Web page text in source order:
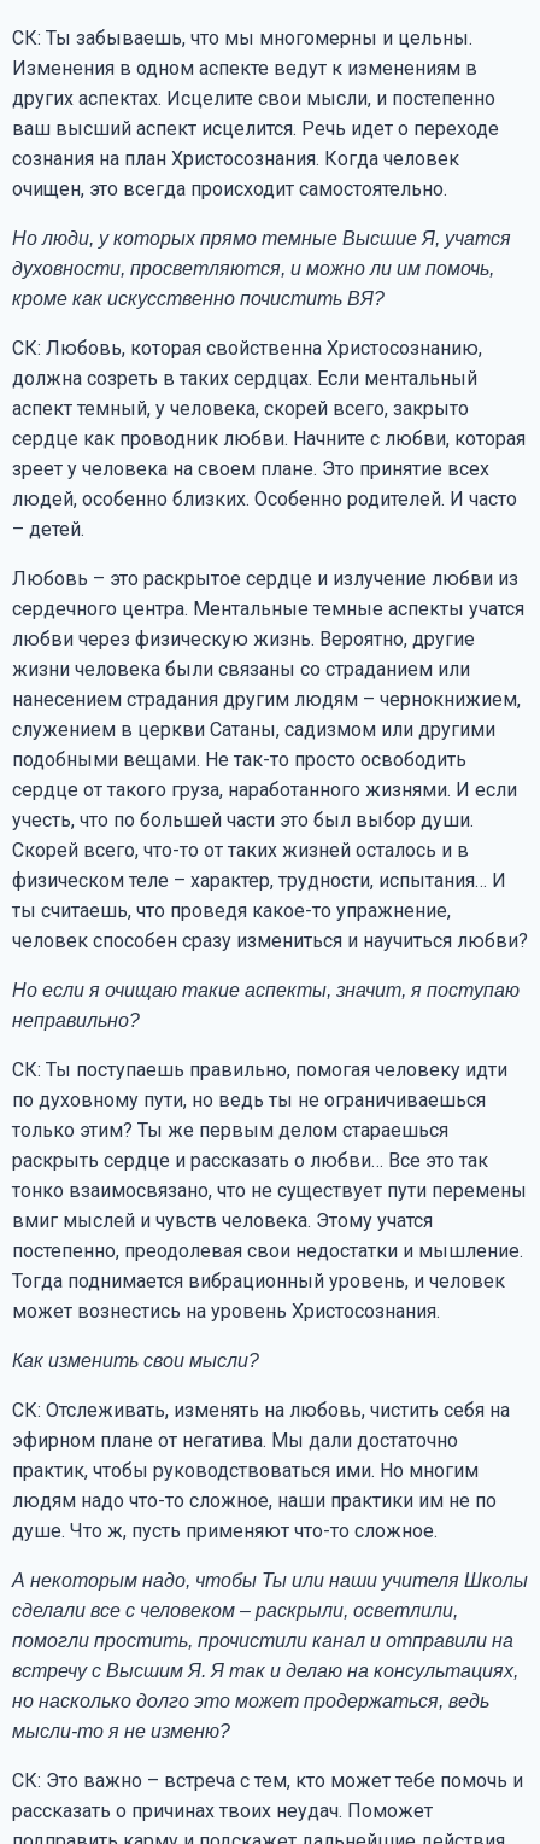
СК: Ты забываешь, что мы многомерны и цельны.
Изменения в одном аспекте ведут к изменениям в
других аспектах. Исцелите свои мысли, и постепенно
ваш высший аспект исцелится. Речь идет о переходе
сознания на план Христосознания. Когда человек
очищен, это всегда происходит самостоятельно.
Но люди, у которых прямо темные Высшие Я, учатся
духовности, просветляются, и можно ли им помочь,
кроме как искусственно почистить ВЯ?
СК: Любовь, которая свойственна Христосознанию,
должна созреть в таких сердцах. Если ментальный
аспект темный, у человека, скорей всего, закрыто
сердце как проводник любви. Начните с любви, которая
зреет у человека на своем плане. Это принятие всех
людей, особенно близких. Особенно родителей. И часто
– детей.
Любовь – это раскрытое сердце и излучение любви из
сердечного центра. Ментальные темные аспекты учатся
любви через физическую жизнь. Вероятно, другие
жизни человека были связаны со страданием или
нанесением страдания другим людям – чернокнижием,
служением в церкви Сатаны, садизмом или другими
подобными вещами. Не так-то просто освободить
сердце от такого груза, наработанного жизнями. И если
учесть, что по большей части это был выбор души.
Скорей всего, что-то от таких жизней осталось и в
физическом теле – характер, трудности, испытания… И
ты считаешь, что проведя какое-то упражнение,
человек способен сразу измениться и научиться любви?
Но если я очищаю такие аспекты, значит, я поступаю
неправильно?
СК: Ты поступаешь правильно, помогая человеку идти
по духовному пути, но ведь ты не ограничиваешься
только этим? Ты же первым делом стараешься
раскрыть сердце и рассказать о любви… Все это так
тонко взаимосвязано, что не существует пути перемены
вмиг мыслей и чувств человека. Этому учатся
постепенно, преодолевая свои недостатки и мышление.
Тогда поднимается вибрационный уровень, и человек
может вознестись на уровень Христосознания.
Как изменить свои мысли?
СК: Отслеживать, изменять на любовь, чистить себя на
эфирном плане от негатива. Мы дали достаточно
практик, чтобы руководствоваться ими. Но многим
людям надо что-то сложное, наши практики им не по
душе. Что ж, пусть применяют что-то сложное.
А некоторым надо, чтобы Ты или наши учителя Школы
сделали все с человеком – раскрыли, осветлили,
помогли простить, прочистили канал и отправили на
встречу с Высшим Я. Я так и делаю на консультациях,
но насколько долго это может продержаться, ведь
мысли-то я не изменю?
СК: Это важно – встреча с тем, кто может тебе помочь и
рассказать о причинах твоих неудач. Поможет